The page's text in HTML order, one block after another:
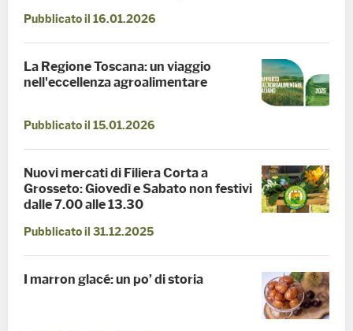
Pubblicato il 16.01.2026
La Regione Toscana: un viaggio
nell'eccellenza agroalimentare
Pubblicato il 15.01.2026
Nuovi mercati di Filiera Corta a
Grosseto: Giovedì e Sabato non festivi
dalle 7.00 alle 13.30
Pubblicato il 31.12.2025
I marron glacé: un po’ di storia